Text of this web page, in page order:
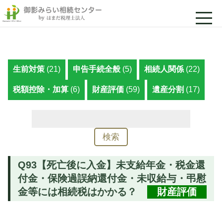
生前対策 (21) 申告手続全般 (5) 相続人関係 (22)
税額控除・加算 (6) 財産評価 (59) 遺産分割 (17)
Q93【死亡後に入金】未支給年金・税金還
付金・保険過誤納還付金・未収給与・弔慰
金等には相続税はかかる？
財産評価